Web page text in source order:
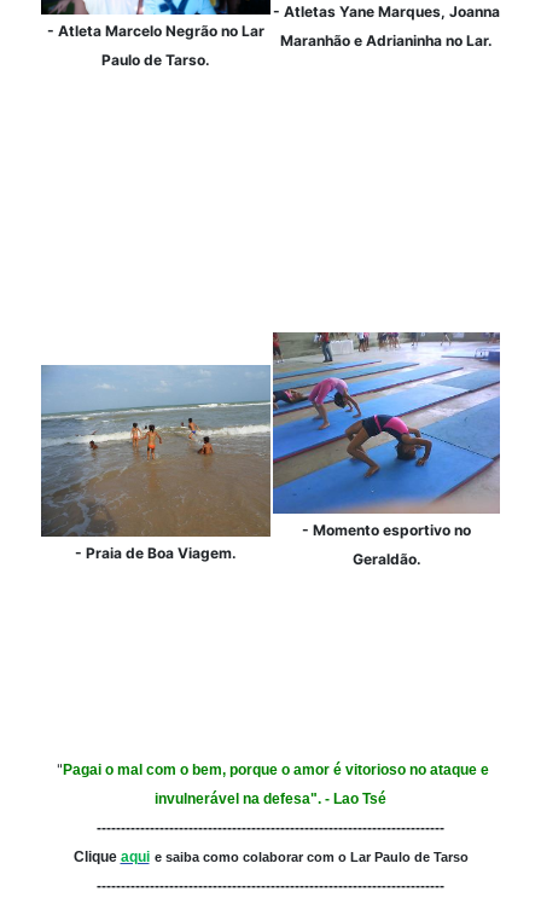
- Atleta Marcelo Negrão no Lar
Paulo de Tarso.
- Atletas Yane Marques, Joanna
Maranhão e Adrianinha no Lar.
- Praia de Boa Viagem.
- Momento esportivo no
Geraldão.
" Pagai o mal com o bem, porque o amor é vitorioso no ataque e
invulnerável na defesa". - Lao Tsé
------------------------------------------------------------------------
Clique aqui e saiba como colaborar com o Lar Paulo de Tarso
------------------------------------------------------------------------